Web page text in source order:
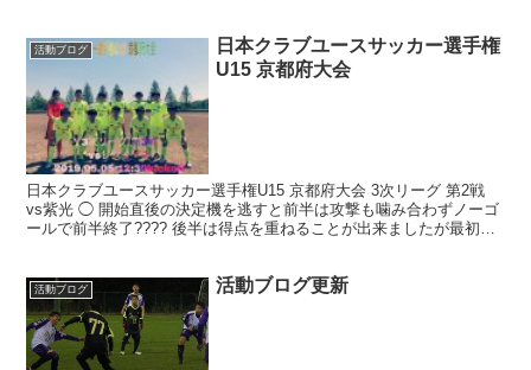
活動ブログ
日本クラブユースサッカー選手権
U15 京都府大会
日本クラブユースサッカー選手権U15 京都府大会 3次リーグ 第2戦
vs紫光 ◯ 開始直後の決定機を逃すと前半は攻撃も噛み合わずノーゴ
ールで前半終了???? 後半は得点を重ねることが出来ましたが最初に
活動ブログ 活動ブログ更新